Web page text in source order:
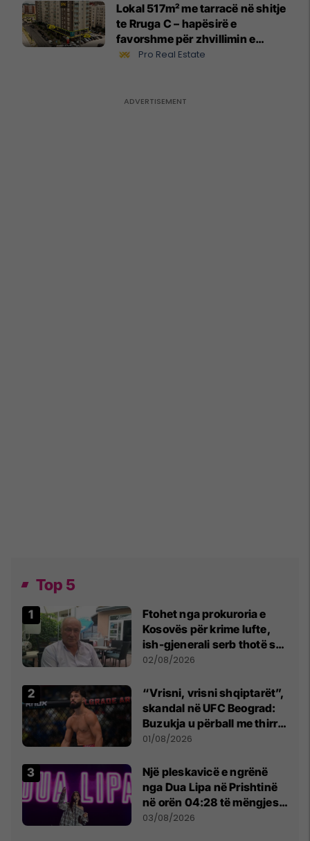
Lokal 517m² me tarracë në shitje
te Rruga C – hapësirë e
favorshme për zhvillimin e
biznesit #15796
Pro Real Estate
Top 5
Ftohet nga prokuroria e
Kosovës për krime lufte,
ish-gjenerali serb thotë se
dikush e tradhtoi në
02/08/2026
“Vrisni, vrisni shqiptarët”,
skandal në UFC Beograd:
Buzukja u përball me thirrje
anti-shqiptare nga
01/08/2026
Një pleskavicë e ngrënë
nga Dua Lipa në Prishtinë
në orën 04:28 të mëngjesit
- dhe bota digjitale serbe
03/08/2026